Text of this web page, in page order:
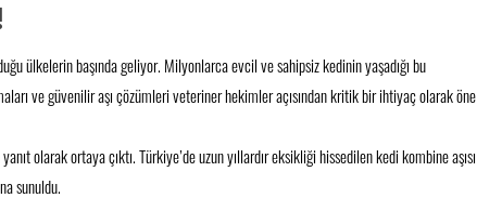
ülkelerin başında geliyor. Milyonlarca evcil ve sahipsiz kedinin yaşadığı bu
ve güvenilir aşı çözümleri veteriner hekimler açısından kritik bir ihtiyaç olarak öne
olarak ortaya çıktı. Türkiye’de uzun yıllardır eksikliği hissedilen kedi kombine aşısı
sunuldu.